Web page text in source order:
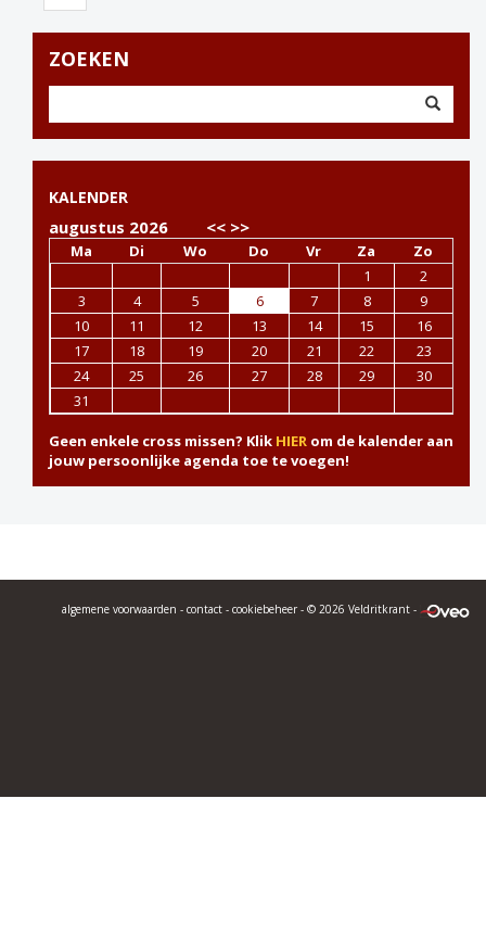
ZOEKEN
KALENDER
augustus 2026 << >>
Ma Di Wo Do Vr Za
Zo
1
2
3
4 5 6 7 8
9
10
11 12 13 14 15
16
17
18 19 20 21 22
23
24
25 26 27 28 29
30
31
Geen enkele cross missen? Klik HIER om de kalender aan
jouw persoonlijke agenda toe te voegen!
algemene voorwaarden - contact - cookiebeheer - © 2026 Veldritkrant -